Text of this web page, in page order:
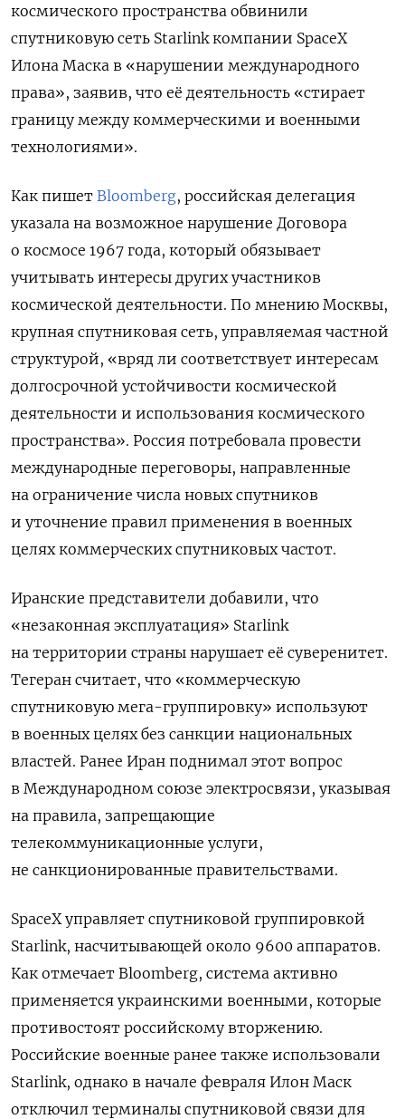
космического пространства обвинили
спутниковую сеть Starlink компании SpaceX
Илона Маска в «нарушении международного
права», заявив, что её деятельность «стирает
границу между коммерческими и военными
технологиями».
Как пишет Bloomberg, российская делегация
указала на возможное нарушение Договора
о космосе 1967 года, который обязывает
учитывать интересы других участников
космической деятельности. По мнению Москвы,
крупная спутниковая сеть, управляемая частной
структурой, «вряд ли соответствует интересам
долгосрочной устойчивости космической
деятельности и использования космического
пространства». Россия потребовала провести
международные переговоры, направленные
на ограничение числа новых спутников
и уточнение правил применения в военных
целях коммерческих спутниковых частот.
Иранские представители добавили, что
«незаконная эксплуатация» Starlink
на территории страны нарушает её суверенитет.
Тегеран считает, что «коммерческую
спутниковую мега-группировку» используют
в военных целях без санкции национальных
властей. Ранее Иран поднимал этот вопрос
в Международном союзе электросвязи, указывая
на правила, запрещающие
телекоммуникационные услуги,
не санкционированные правительствами.
SpaceX управляет спутниковой группировкой
Starlink, насчитывающей около 9600 аппаратов.
Как отмечает Bloomberg, система активно
применяется украинскими военными, которые
противостоят российскому вторжению.
Российские военные ранее также использовали
Starlink, однако в начале февраля Илон Маск
отключил терминалы спутниковой связи для